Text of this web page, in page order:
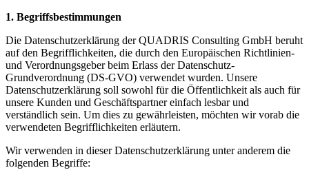
1. Begriffsbestimmungen
Die Datenschutzerklärung der QUADRIS Consulting GmbH beruht
auf den Begrifflichkeiten, die durch den Europäischen Richtlinien-
und Verordnungsgeber beim Erlass der Datenschutz-
Grundverordnung (DS-GVO) verwendet wurden. Unsere
Datenschutzerklärung soll sowohl für die Öffentlichkeit als auch für
unsere Kunden und Geschäftspartner einfach lesbar und
verständlich sein. Um dies zu gewährleisten, möchten wir vorab die
verwendeten Begrifflichkeiten erläutern.
Wir verwenden in dieser Datenschutzerklärung unter anderem die
folgenden Begriffe: